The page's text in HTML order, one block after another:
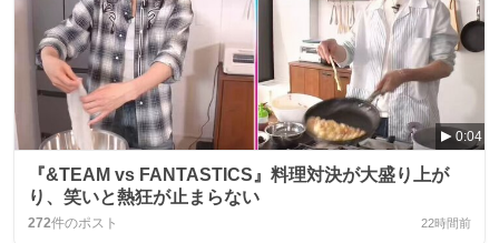
0:04
『&TEAM vs FANTASTICS』料理対決が大盛り上が
り、笑いと熱狂が止まらない
272件のポスト 22時間前